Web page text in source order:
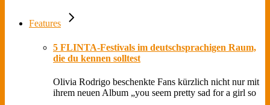
Features
5 FLINTA-Festivals im deutschsprachigen Raum,
die du kennen solltest
Olivia Rodrigo beschenkte Fans kürzlich nicht nur mit
ihrem neuen Album „you seem pretty sad for a girl so